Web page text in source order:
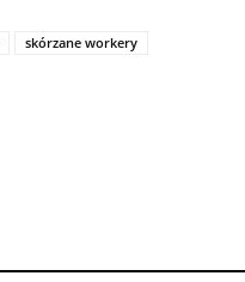
skórzane workery